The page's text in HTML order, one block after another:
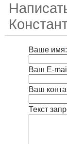
Ваше имя:
Ваш E-
Ваш
Текст